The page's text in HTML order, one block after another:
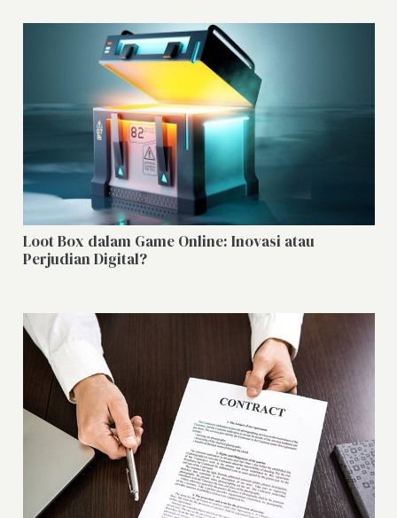
Loot Box dalam Game Online: Inovasi atau
Perjudian Digital?